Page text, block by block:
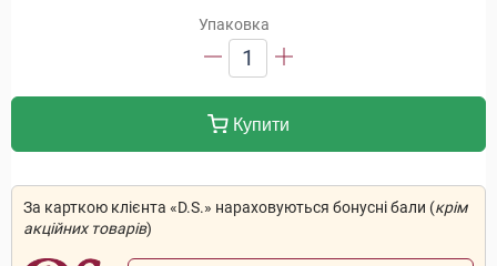
Упаковка
1
Купити
За карткою клієнта «D.S.» нараховуються бонусні бали (крім
акційних товарів)